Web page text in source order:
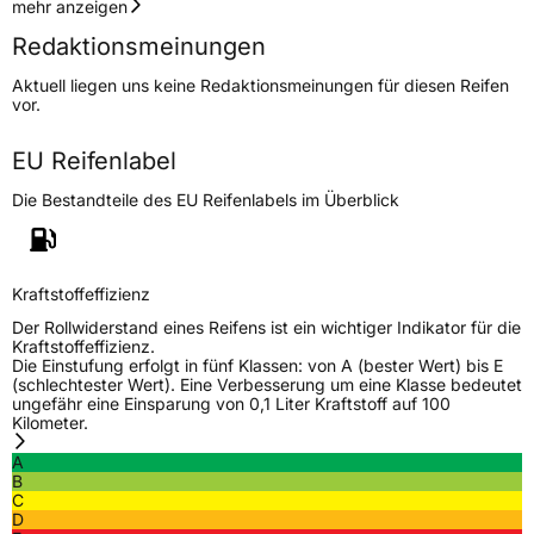
Geschwindigkeitsindex
Höchstgeschwindigkeit
210 km/h
Lastindex88
Höchstlast560 kg
Generelle Merkmale
Fahrzeugtyp
VerwendungGanzjahresreifen
ModellnameAll Season 3E
FahrzeugartPKW & SUV
Weitere Eigenschaften
SchlauchtypTL
mehr anzeigen
Redaktionsmeinungen
Aktuell liegen uns keine Redaktionsmeinungen für diesen Reifen
vor.
EU Reifenlabel
Die Bestandteile des EU Reifenlabels im Überblick
Kraftstoffeffizienz
Der Rollwiderstand eines Reifens ist ein wichtiger Indikator für die
Kraftstoffeffizienz.
Die Einstufung erfolgt in fünf Klassen: von A (bester Wert) bis E
(schlechtester Wert). Eine Verbesserung um eine Klasse bedeutet
ungefähr eine Einsparung von 0,1 Liter Kraftstoff auf 100
Kilometer.
A
B
C
D